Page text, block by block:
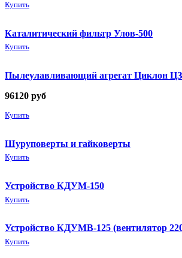
Купить
Каталитический фильтр Улов-500
Купить
Пылеулавливающий агрегат Циклон
96120 руб
Купить
Шуруповерты и гайковерты
Купить
Устройство КДУМ-150
Купить
Устройство КДУМВ-125 (вентилятор
Купить